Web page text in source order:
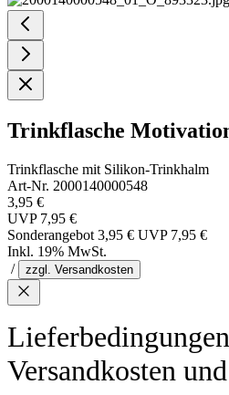
Trinkflasche
Trinkflasche mit Silikon-Trinkhalm
Art-Nr. 2000140000548
3,95 €
UVP 7,95 €
Sonderangebot 3,95 € UVP 7,95 €
Inkl. 19% MwSt.
/
zzgl. Versandkosten
Versandkosten